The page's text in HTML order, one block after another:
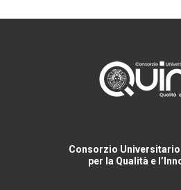
Consorzio
per la Qualità e